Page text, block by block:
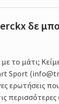
δε
το μάτι;
Sport
ερωτήσεις